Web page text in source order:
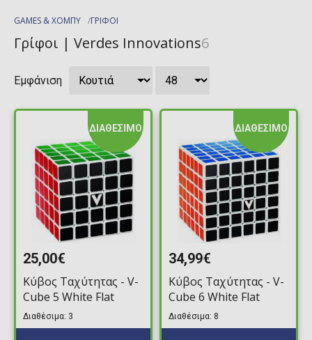
GAMES & ΧΟΜΠΥ ΓΡΙΦΟΙ
Γρίφοι | Verdes Innovations6
Εμφάνιση
ΔΙΑΘΕΣΙΜΟ
25,00€
Κύβος Ταχύτητας - V-
Cube 5 White Flat
Διαθέσιμα: 3
ΔΙΑΘΕΣΙΜΟ
34,99€
Κύβος Ταχύτητας - V-
Cube 6 White Flat
Διαθέσιμα: 8